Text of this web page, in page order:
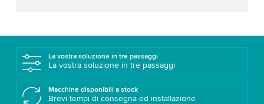
La vostra soluzione in tre passaggi
La vostra soluzione in tre passaggi
Macchine disponibili a stock
Brevi tempi di consegna ed installazione